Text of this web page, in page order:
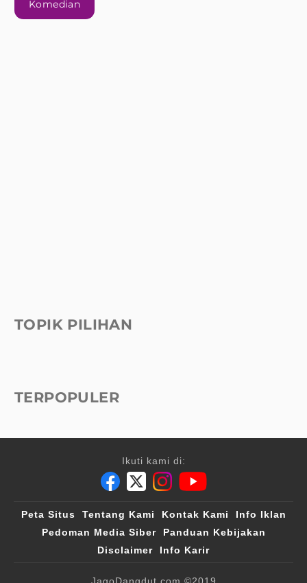
Komedian
TOPIK PILIHAN
TERPOPULER
Ikuti kami di:
Peta Situs Tentang Kami Kontak Kami
Info Iklan
Pedoman Media Siber
Panduan Kebijakan
Disclaimer
Info Karir